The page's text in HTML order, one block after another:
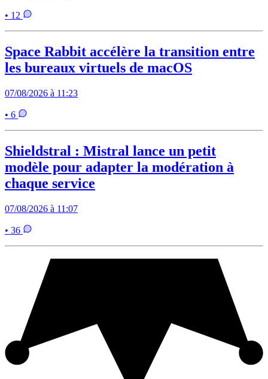
• 12
Space Rabbit accélère la transition entre
les bureaux virtuels de macOS
07/08/2026 à 11:23
• 6
Shieldstral : Mistral lance un petit
modèle pour adapter la modération à
chaque service
07/08/2026 à 11:07
• 36